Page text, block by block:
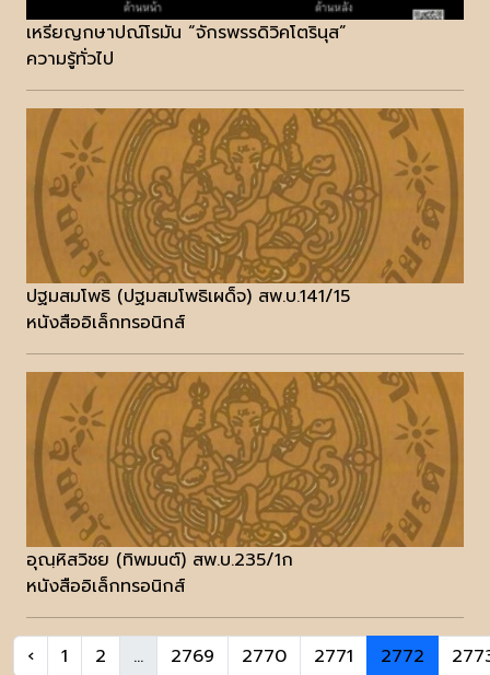
เหรียญกษาปณ์โรมัน “จักรพรรดิวิคโตรินุส”
ความรู้ทั่วไป
ปฐมสมโพธิ (ปฐมสมโพธิเผด็จ) สพ.บ.141/15
หนังสืออิเล็กทรอนิกส์
อุณฺหิสวิชย (ทิพมนต์) สพ.บ.235/1ก
หนังสืออิเล็กทรอนิกส์
‹ 1 2 ... 2769 2770 2771 2772